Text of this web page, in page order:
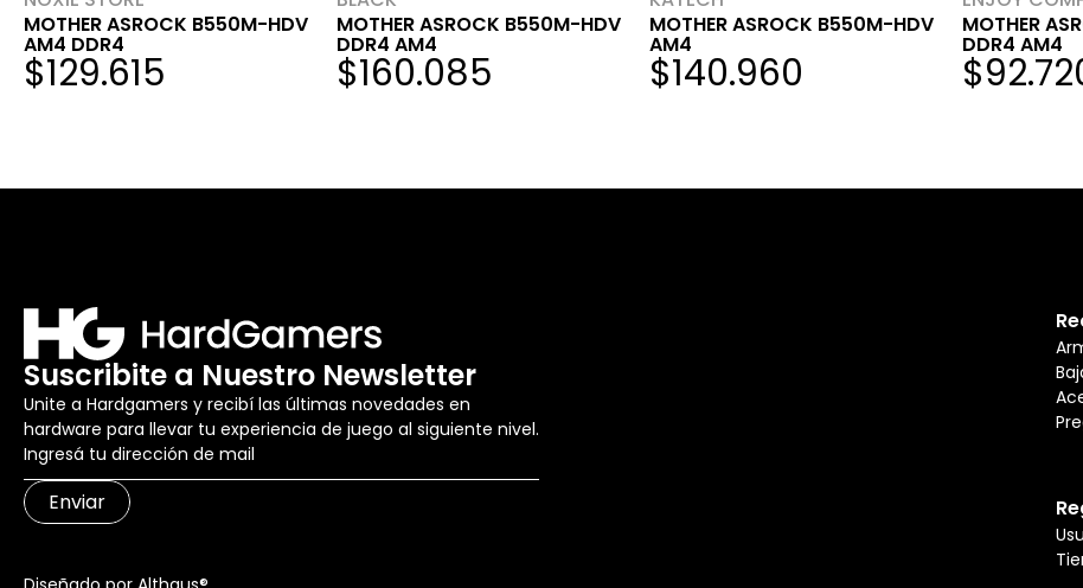
MOTHER ASROCK B550M-HDV
AM4 DDR4
$129.615
MOTHER ASROCK B550M-HDV
DDR4 AM4
$160.085
MOTHER ASROCK B550M-HDV
AM4
$140.960
MOTHER
DDR4 AM4
Suscribite a Nuestro Newsletter
Unite a Hardgamers y recibí las últimas novedades en
hardware para llevar tu experiencia de juego al siguiente nivel.
Enviar